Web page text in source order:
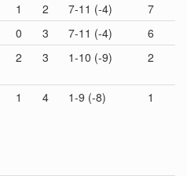
1 2 7-11 (-4)
7
0 3 7-11 (-4)
6
2 3 1-10 (-9) 2
1 4 1-9 (-8) 1